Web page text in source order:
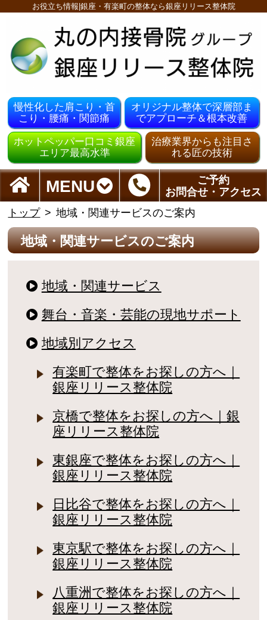
お役立ち情報|銀座・有楽町の整体なら銀座リリース整体院
慢性化した肩こり・首
こり・腰痛・関節痛
オリジナル整体で深層部ま
でアプローチ＆根本改善
ホットペッパー口コミ銀座
エリア最高水準
治療業界からも注目さ
れる匠の技術
MENU
ご予約
お問合せ・アクセス
トップ
地域・関連サービスのご案内
地域・関連サービスのご案内
地域・関連サービス
舞台・音楽・芸能の現地サポート
地域別アクセス
有楽町で整体をお探しの方へ｜
銀座リリース整体院
京橋で整体をお探しの方へ｜銀
座リリース整体院
東銀座で整体をお探しの方へ｜
銀座リリース整体院
日比谷で整体をお探しの方へ｜
銀座リリース整体院
東京駅で整体をお探しの方へ｜
銀座リリース整体院
八重洲で整体をお探しの方へ｜
銀座リリース整体院